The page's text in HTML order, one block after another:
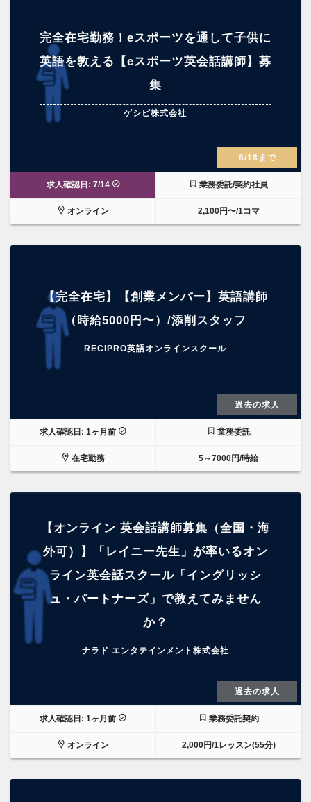
完全在宅勤務！eスポーツを通して子供に
英語を教える【eスポーツ英会話講師】募
集
ゲシピ株式会社
8/18まで
求人確認日: 7/14 業務委託/契約社員
オンライン 2,100円〜/1コマ
【完全在宅】【創業メンバー】英語講師
（時給5000円〜）/添削スタッフ
RECIPRO英語オンラインスクール
過去の求人
求人確認日: 1ヶ月前 業務委託
在宅勤務 5～7000円/時給
【オンライン 英会話講師募集（全国・海
外可）】「レイニー先生」が率いるオン
ライン英会話スクール「イングリッシ
ュ・パートナーズ」で教えてみません
か？
ナラド エンタテインメント株式会社
過去の求人
求人確認日: 1ヶ月前 業務委託契約
オンライン 2,000円/1レッスン(55分)